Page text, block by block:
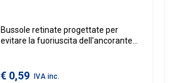
Bussole retinate progettate per
evitare la fuoriuscita dell'ancorante
€ 0,59 IVA inc.